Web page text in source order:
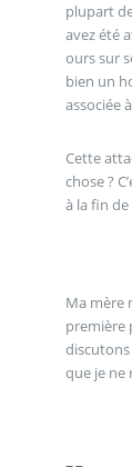
plupart
avez été
ours sur
bien un
associée
Cette
chose ?
à la fin
Ma mère
première
que je ne